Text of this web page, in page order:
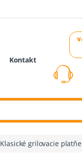
Kontakt
Klasické grilovacie platňe